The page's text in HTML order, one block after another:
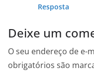
Resposta
Deixe um
O seu endereço de e-
obrigatórios são